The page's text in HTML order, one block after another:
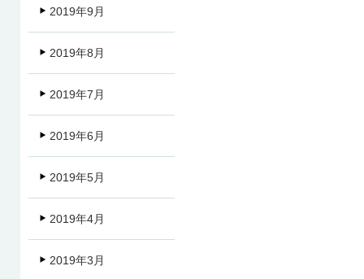
2019年9月
2019年8月
2019年7月
2019年6月
2019年5月
2019年4月
2019年3月